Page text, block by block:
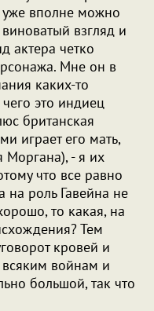
уже вполне можно
взгляд и
актера четко
Мне он в
каких-то
это индиец
британская
играет его мать,
Моргана), - я их
что все равно
на роль Гавейна не
то какая, на
Тем
кровей и
всяким войнам и
большой, так что